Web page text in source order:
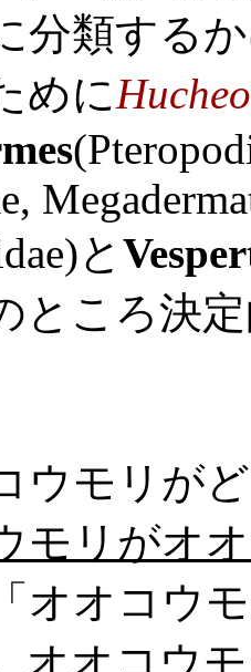
分類する
めに
と
ところ決
ウモリが
モリがオ
オオコウ
オオコウ